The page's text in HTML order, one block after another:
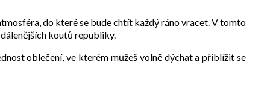
do které se bude chtít každý ráno vracet. V tomto
koutů republiky.
oblečení, ve kterém můžeš volně dýchat a přiblížit se